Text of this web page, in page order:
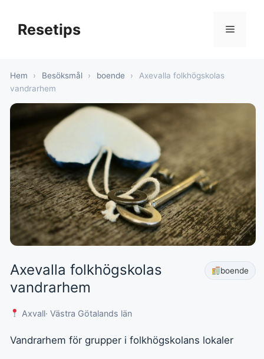
innehållResetips Meny
Hem › Besöksmål › boende ›
Axevalla folkhögskolas
vandrarhem
Axevalla folkhögskolas
vandrarhem
boende
Axvall· Västra Götalands län
Vandrarhem för grupper i folkhögskolans lokaler